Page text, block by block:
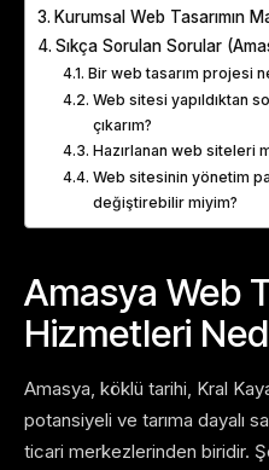
Kurumsal Web Tasarımın
Sıkça Sorulan Sorular
Bir web tasarım projesi
Web sitesi yapıldıktan
çıkarım?
Hazırlanan web siteleri
Web sitesinin yönetim
değiştirebilir miyim?
Amasya Web
Hizmetleri
Amasya, köklü tarihi, Kral
potansiyeli ve tarıma dayalı
ticari merkezlerinden biridir.